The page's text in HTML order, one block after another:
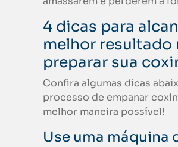
4 dicas para
melhor resultado
preparar sua
Confira algumas dicas
processo de empanar
melhor maneira possível!
Use uma máquina